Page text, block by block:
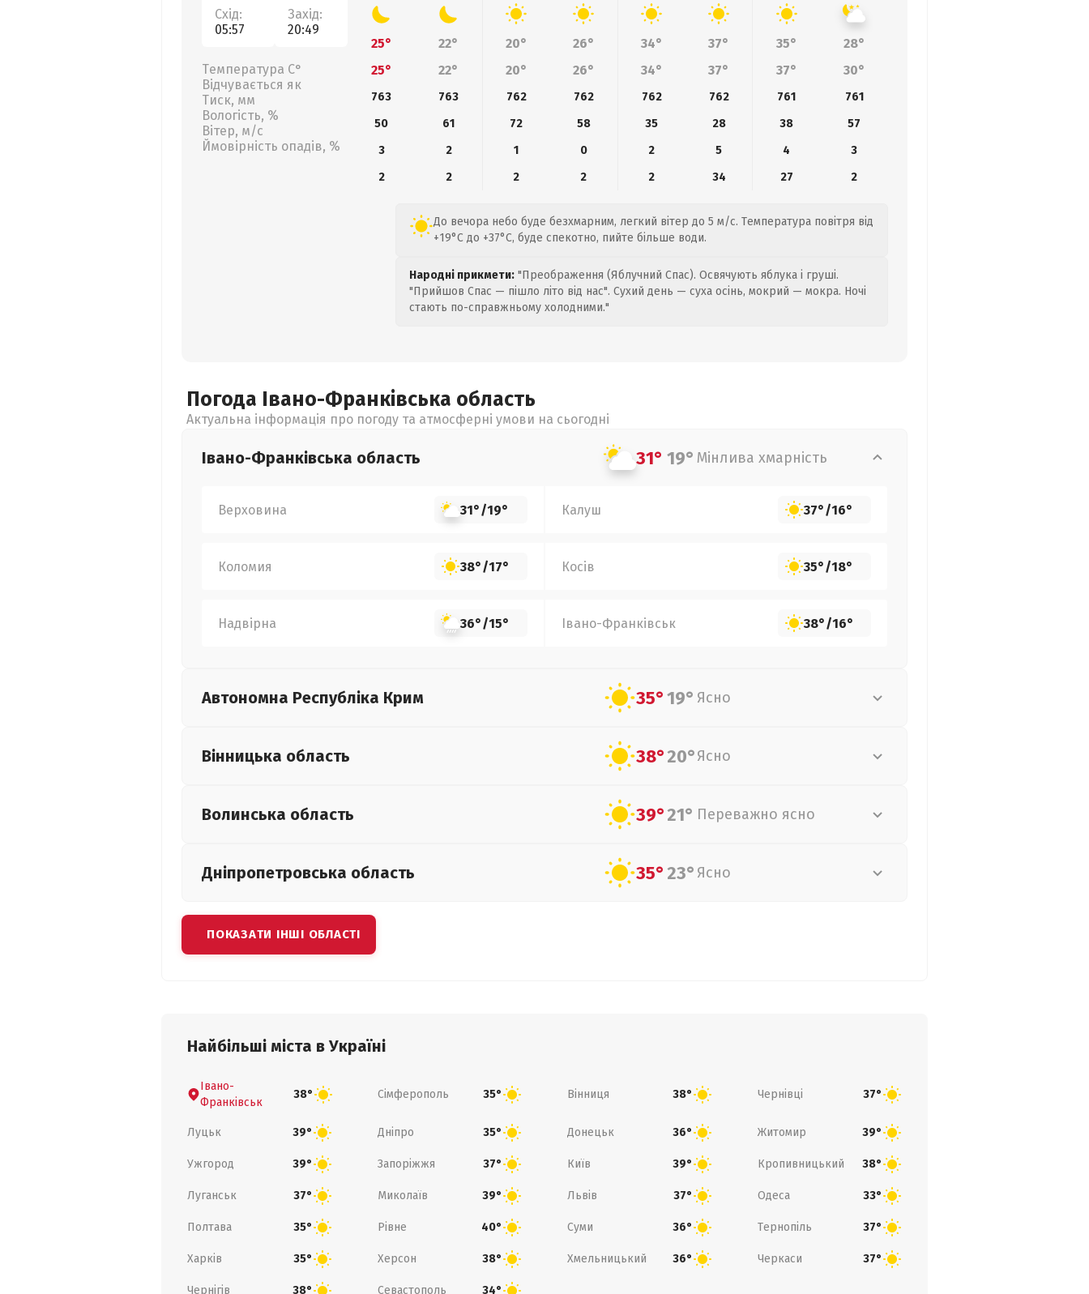
Схід:
05:57
Захід:
20:49
Температура С°
Відчувається як
Тиск, мм
Вологість, %
Вітер, м/с
Ймовірність опадів, %
25° 22° 20° 26° 34° 37° 35°
28°
25°
22° 20° 26° 34° 37° 37° 30°
763 763 762 762 762 762 761
761
50
61 72 58 35 28 38
57
3
2 1 0 2 5 4
3
2
2 2 2 2 34 27 2
До вечора небо буде безхмарним, легкий вітер до 5 м/с. Температура повітря від
+19°C до +37°C, буде спекотно, пийте більше води.
Народні прикмети: "Преображення (Яблучний Спас). Освячують яблука і груші.
"Прийшов Спас — пішло літо від нас". Сухий день — суха осінь, мокрий — мокра. Ночі
стають по-справжньому холодними."
Погода Івано-Франківська область
Актуальна інформація про погоду та атмосферні умови на сьогодні
Івано-Франківська область 31° 19° Мінлива хмарність
Верховина 31°/19° Калуш 37°/16°
Коломия 38°/17° Косів 35°/18°
Надвірна 36°/15° Івано-Франківськ 38°/16°
Автономна Республіка Крим 35°19° Ясно
Вінницька область 38°20°Ясно
Волинська область 39°21° Переважно ясно
Дніпропетровська область 35°23° Ясно
ПОКАЗАТИ ІНШІ ОБЛАСТІ
Найбільші міста в Україні
Івано-
Франківськ
38° Сімферополь 35° Вінниця 38° Чернівці 37°
Луцьк 39° Дніпро 35° Донецьк 36° Житомир 39°
Ужгород 39° Запоріжжя 37° Київ 39° Кропивницький 38°
Луганськ 37° Миколаїв 39° Львів 37° Одеса 33°
Полтава 35° Рівне 40° Суми 36° Тернопіль 37°
Харків 35° Херсон 38° Хмельницький 36° Черкаси 37°
Чернігів 38° Севастополь 34°